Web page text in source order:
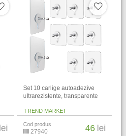
lei
Set 10 carlige autoadezive
ultrarezistente, transparente
TREND MARKET
Cod produs
27940 46 lei